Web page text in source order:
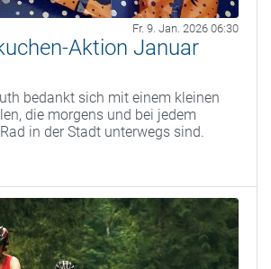
Fr. 9. Jan. 2026 06:30
Aktion Januar
bedankt sich mit einem kleinen
die morgens und bei jedem
in der Stadt unterwegs sind.